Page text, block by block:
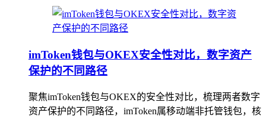
imToken钱包与OKEX安全性对比，数字资产
保护的不同路径
聚焦imToken钱包与OKEX的安全性对比，梳理两者数字
资产保护的不同路径，imToken属移动端非托管钱包，核